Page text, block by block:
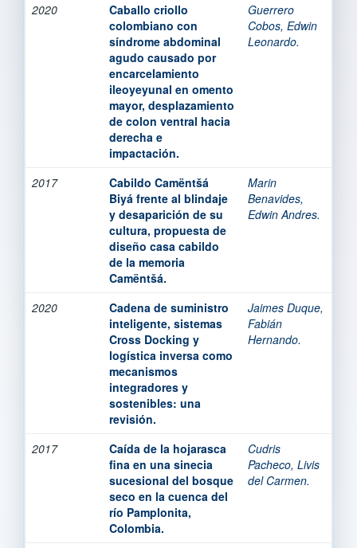
2020
Caballo criollo
colombiano con
síndrome abdominal
agudo causado por
encarcelamiento
ileoyeyunal en omento
mayor, desplazamiento
de colon ventral hacia
derecha e
impactación.
Guerrero
Cobos, Edwin
Leonardo.
2017
Cabildo Camëntšá
Biyá frente al blindaje
y desaparición de su
cultura, propuesta de
diseño casa cabildo
de la memoria
Camëntšá.
Marin
Benavides,
Edwin Andres.
2020
Cadena de suministro
inteligente, sistemas
Cross Docking y
logística inversa como
mecanismos
integradores y
sostenibles: una
revisión.
Jaimes Duque,
Fabián
Hernando.
2017
Caída de la hojarasca
fina en una sinecia
sucesional del bosque
seco en la cuenca del
río Pamplonita,
Colombia.
Cudris
Pacheco, Livis
del Carmen.